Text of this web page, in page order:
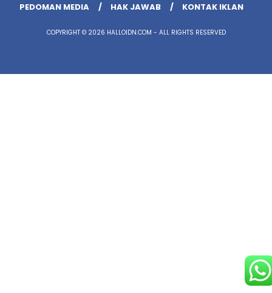
PEDOMAN MEDIA
HAK JAWAB KONTAK IKLAN
COPYRIGHT © 2026 HALLOIDN.COM - ALL RIGHTS RESERVED